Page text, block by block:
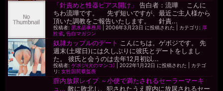
「針責めと性器ピアス開け」
告白者：流嘩 こんに
ちわ流嘩です。 先ず短いですが、最近ご主人様から
頂いた調教をご報告いたします。 針責...
投稿者:黒水晶事務局 |2006年3月23日 に投稿された カテゴリ: 厚
性省,告白マガジン
奴隷カップルのデート
こんにちは。ゲボジです。 先
週末(土曜日)には久しぶりに彼氏とデートをしまし
た。 彼氏と会うのは去年12月初以...
投稿者:ゲボジ(犬のマンコ) |2022年1月22日 に投稿された
カテゴ
リ:女性国民収監所
膣内放尿レイプ ～小便で満たされるセーラーマーキ
ュ... 敵に敗北し、犯されたうえ膣内に放尿されるセー